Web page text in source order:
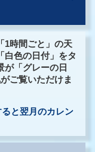
1時間ごと」の天
白色の日付」をタ
が「グレーの日
ご覧いただけま
と翌月のカレン